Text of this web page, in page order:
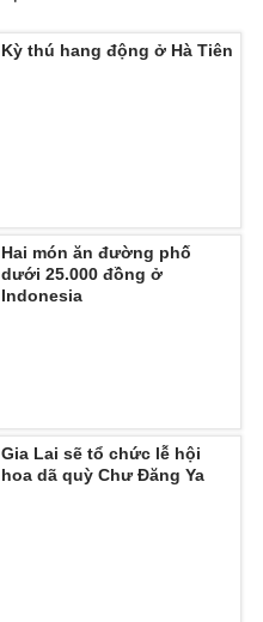
Kỳ thú hang động ở Hà Tiên
Hai món ăn đường phố
dưới 25.000 đồng ở
Indonesia
Gia Lai sẽ tổ chức lễ hội
hoa dã quỳ Chư Đăng Ya